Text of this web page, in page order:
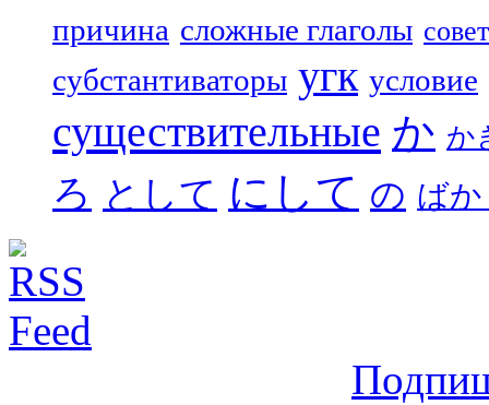
причина сложные глаголы совет
субстантиваторы угк условие
существительные か か
ろ として にして の ば